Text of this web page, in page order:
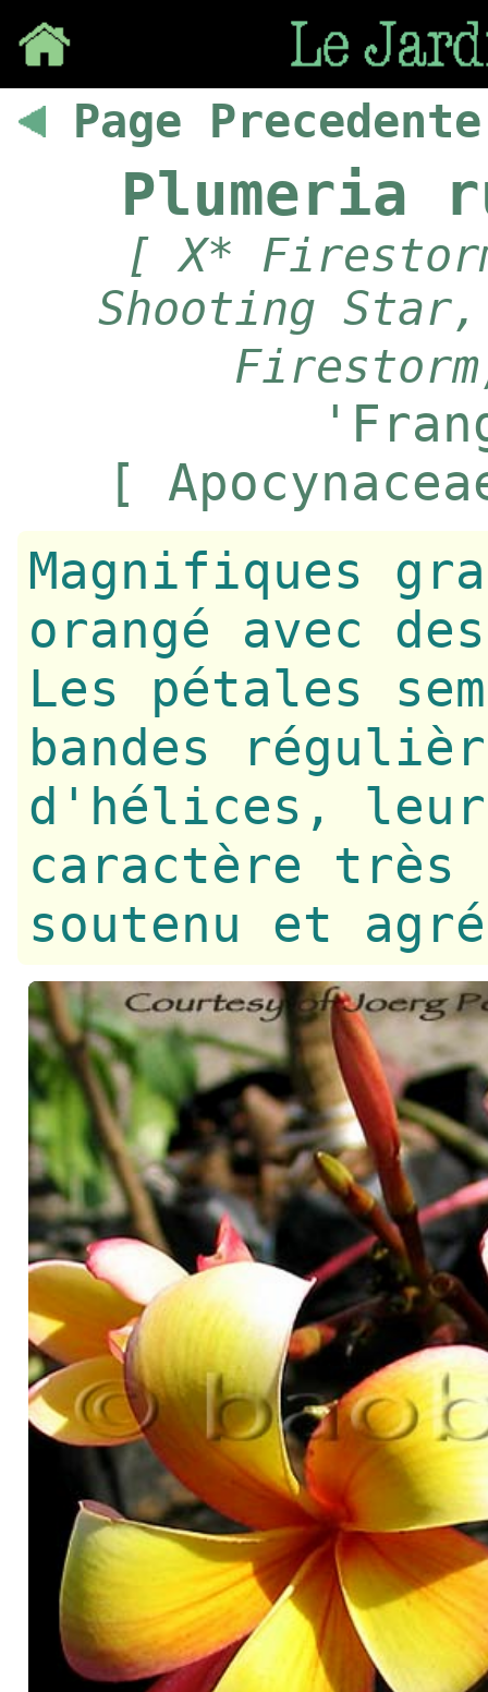
Page Precedente
Plumeria
[ X*
Shooting Star,
[
Magnifiques
orangé avec
Les pétales
bandes
d'hélices, leur
caractère très
soutenu et